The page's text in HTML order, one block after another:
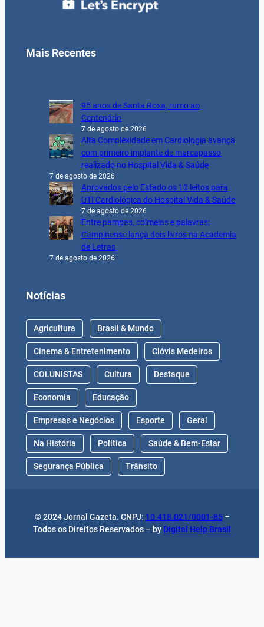
Mais Recentes
95 anos de Santa Rosa, rumo ao
Centenário
7 de agosto de 2026
Alta Complexidade em Cardiologia avança
com primeiro implante de marcapasso
realizado no Hospital Vida & Saúde
7 de agosto de 2026
Aprovados pelo Estado os 10 leitos para
UTI Cardiológica do Hospital Vida & Saúde
7 de agosto de 2026
Entre pampas, colmeias e palavras:
Campinense lança dois livros na Academia
de Letras
7 de agosto de 2026
Notícias
Agricultura Brasil & Mundo
Cinema & Entretenimento Clóvis Medeiros
COLUNISTAS Cultura Destaque
Economia Educação
Empresas e Negócios Esporte Geral
Na História Política Saúde & Bem-Estar
Segurança Pública Trânsito
© 2024 Jornal Gazeta. CNPJ: 10.418.021/0001-85–
Todos os Direitos Reservados – by Digital Help Brasil